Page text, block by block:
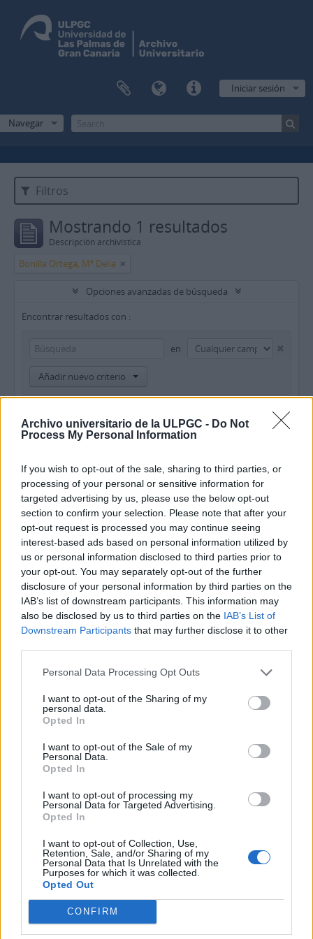
Archivo universitario de la ULPGC - Do Not
Process My Personal Information
If you wish to opt-out of the sale, sharing to third parties, or
processing of your personal or sensitive information for
targeted advertising by us, please use the below opt-out
section to confirm your selection. Please note that after your
opt-out request is processed you may continue seeing
interest-based ads based on personal information utilized by
us or personal information disclosed to third parties prior to
your opt-out. You may separately opt-out of the further
disclosure of your personal information by third parties on the
IAB’s list of downstream participants. This information may
also be disclosed by us to third parties on the IAB’s List of
Downstream Participants that may further disclose it to other
Personal Data Processing Opt Outs
I want to opt-out of the Sharing of my
personal data.
Opted In
I want to opt-out of the Sale of my
Personal Data.
Opted In
I want to opt-out of processing my
Personal Data for Targeted Advertising.
Opted In
I want to opt-out of Collection, Use,
Retention, Sale, and/or Sharing of my
Personal Data that Is Unrelated with the
Purposes for which it was collected.
Opted Out
CONFIRM
Iniciar sesión
Navegar
Filtros
Mostrando 1 resultados
Descripción archivística
Bonilla Ortega, Mª Delia
Opciones avanzadas de búsqueda
Encontrar resultados con :
en
Añadir nuevo criterio
Institución archivística
Descripción raíz
Filtrar resultados por :
Nivel de descripción Objeto digital disponibles
Régimen de derechos de autor Tipo general de material
Descripciones de máximo nivel
Filtrar por rango de fecha :
Inicio Fin
Superposición
Imprimir vista previa
Ordenar por: Identificador Direction:
Carta de Mª Delia Bonilla
Ortega para la sección
“Correo íntimo” del